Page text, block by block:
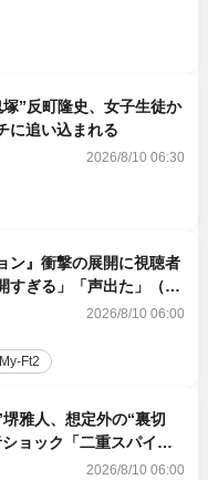
”反町隆史、女子生徒か
に追い込まれる
2026/8/10 06:30
ン』衝撃の展開に視聴者
すぎる」「声出た」（ネ
2026/8/10 06:00
堺雅人、想定外の“裏切
ョック「二重スパイで
タバレあり）2026/8/10 06:00